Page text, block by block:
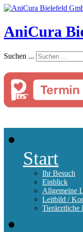
AniCura
Suchen ...
Start
Ihr Besuch
Einblick
Allgemeine
Leitbild /
Tierärztliche